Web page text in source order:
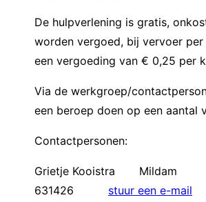
De hulpverlening is gratis,
worden vergoed, bij vervoer
een vergoeding van € 0,25 per
Via de werkgroep/
een beroep doen op een aantal
Contactpersonen:
Grietje Kooistra
631426 stuur een e-mail